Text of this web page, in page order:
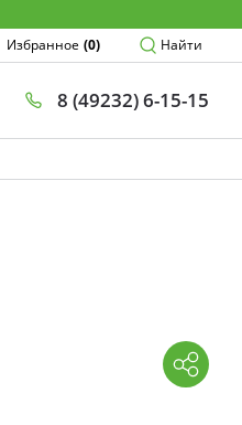
Избранное (0) Найти
8 (49232) 6-15-15
×
Поиск